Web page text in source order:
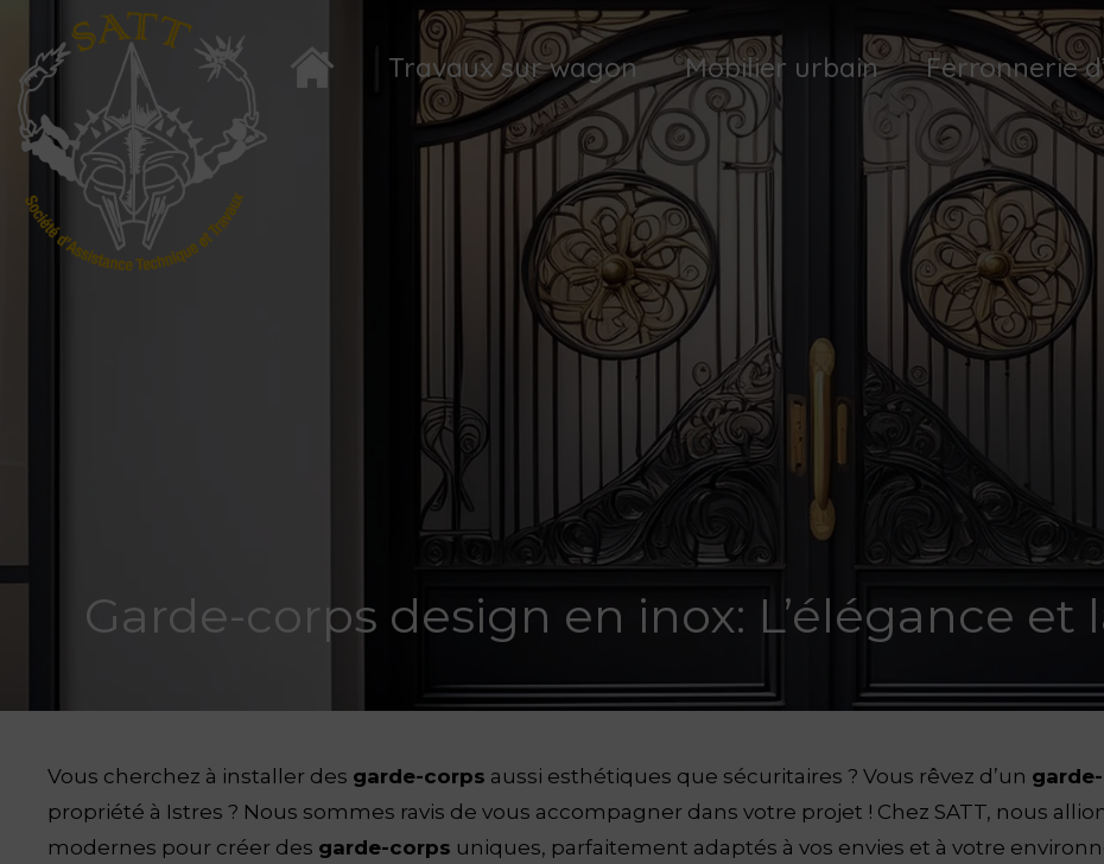
Travaux sur wagon Mobilier urbain Ferronnerie
Garde-corps design en inox: L’élégance et
Vous cherchez à installer des garde-corps aussi esthétiques que sécuritaires ? Vous rêvez d’un
propriété à Istres ? Nous sommes ravis de vous accompagner dans votre projet ! Chez SATT, nous
modernes pour créer des garde-corps uniques, parfaitement adaptés à vos envies et à votre